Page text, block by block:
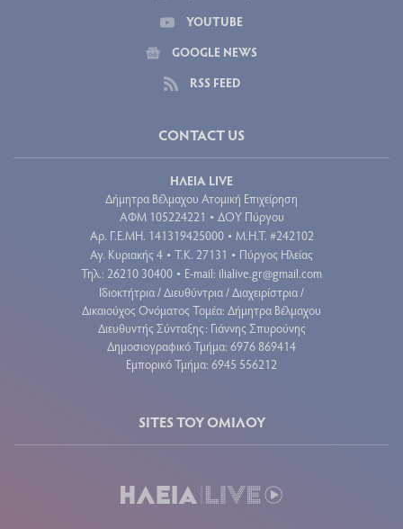
YOUTUBE
GOOGLE NEWS
RSS FEED
CONTACT US
ΗΛΕΙΑ LIVE
Δήμητρα Βέλμαχου Ατομική Επιχείρηση
ΑΦΜ 105224221 • ΔΟΥ Πύργου
Aρ. Γ.Ε.ΜΗ. 141319425000 • Μ.Η.Τ. #242102
Αγ. Κυριακής 4 • Τ.Κ. 27131 • Πύργος Ηλείας
Τηλ.: 26210 30400 • E-mail: ilialive.gr@gmail.com
Ιδιοκτήτρια / Διευθύντρια / Διαχειρίστρια /
Δικαιούχος Ονόματος Τομέα: Δήμητρα Βέλμαχου
Διευθυντής Σύνταξης: Γιάννης Σπυρούνης
Δημοσιογραφικό Τμήμα: 6976 869414
Εμπορικό Τμήμα: 6945 556212
SITES ΤΟΥ ΟΜΙΛΟΥ